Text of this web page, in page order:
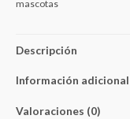
mascotas
Descripción
Información adicional
Valoraciones (0)